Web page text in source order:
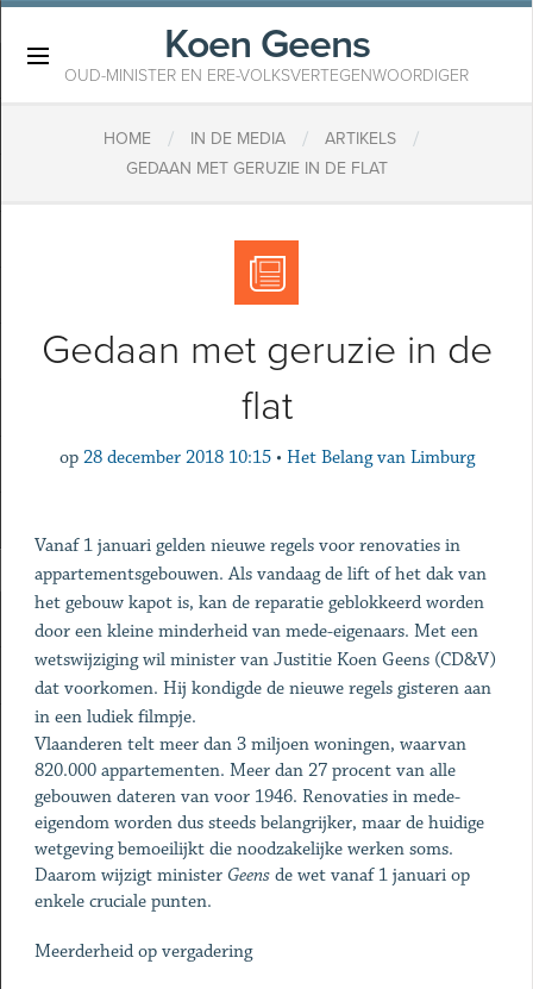
Koen Geens
OUD-MINISTER EN ERE-VOLKSVERTEGENWOORDIGER
HOME / IN DE MEDIA / ARTIKELS /
GEDAAN MET GERUZIE IN DE FLAT
Gedaan met geruzie in de
flat
op 28 december 2018 10:15 • Het Belang van Limburg
Vanaf 1 januari gelden nieuwe regels voor renovaties in
appartementsgebouwen. Als vandaag de lift of het dak van
het gebouw kapot is, kan de reparatie geblokkeerd worden
door een kleine minder­heid van mede-eigenaars. Met een
wetswijziging wil minister van Justitie Koen Geens (CD&V)
dat voorkomen. Hij kondigde de nieuwe regels gisteren aan
in een ludiek filmpje.
Vlaanderen telt meer dan 3 miljoen woningen, waarvan
820.000 appartementen. Meer dan 27 procent van alle
gebouwen dateren van voor 1946. Renovaties in mede-
eigendom worden dus steeds belangrijker, maar de huidige
wetgeving bemoeilijkt die noodzakelijke werken soms.
Daarom wijzigt minister Geensde wet vanaf 1 januari op
enkele cruciale punten.
Meerderheid op vergadering